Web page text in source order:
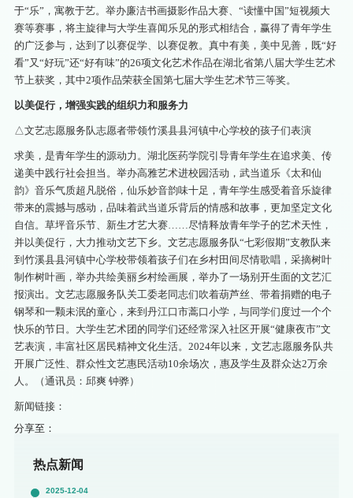
于“乐”，寓教于艺。举办廉洁书画摄影作品大赛、“读懂中国”短视频大
赛等赛事，将主旋律与大学生喜闻乐见的形式相结合，赢得了青年学生
的广泛参与，达到了以赛促学、以赛促教。真中有美，美中见善，既“好
看”又“好玩”还“好有味”的26项文化艺术作品在湖北省第八届大学生艺术
节上获奖，其中2项作品荣获全国第七届大学生艺术节三等奖。
以美促行，增强实践的组织力和服务力
△文艺志愿服务队志愿者带领竹溪县县河镇中心学校的孩子们表演
求美，是青年学生的源动力。湖北医药学院引导青年学生在追求美、传
递美中践行社会担当。举办高雅艺术进校园活动，武当道乐《太和仙
韵》音乐气质超凡脱俗，仙乐妙音韵味十足，青年学生感受着音乐旋律
带来的震撼与感动，品味着武当道乐背后的情感和故事，更加坚定文化
自信。草坪音乐节、新生才艺大赛……尽情释放青年学子的艺术天性，
并以美促行，大力推动文艺下乡。文艺志愿服务队“七彩假期”支教队来
到竹溪县县河镇中心学校带领着孩子们在乡村田间尽情歌唱，采摘树叶
制作树叶画，举办共绘美丽乡村绘画展，举办了一场别开生面的文艺汇
报演出。文艺志愿服务队关工委老同志们吹着葫芦丝、带着捐赠的电子
钢琴和一颗未泯的童心，来到丹江口市蒿口小学，与同学们度过一个个
快乐的节日。大学生艺术团的同学们还经常深入社区开展“健康夜市”文
艺表演，丰富社区居民精神文化生活。2024年以来，文艺志愿服务队共
开展广泛性、群众性文艺惠民活动10余场次，惠及学生及群众达2万余
人。（通讯员：邱爽 钟骅）
新闻链接：
分享至：
热点新闻
2025-12-04